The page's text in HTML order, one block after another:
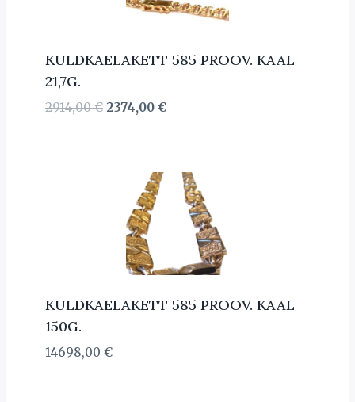
KULDKAELAKETT 585 PROOV. KAAL
21,7G.
2914,00€ Algne
2374,00 €Current
KULDKAELAKETT 585 PROOV. KAAL
150G.
14698,00 €